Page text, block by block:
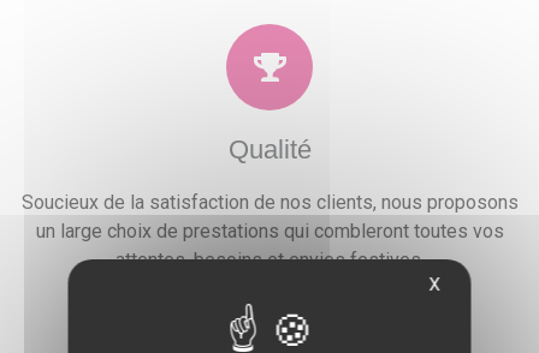
Qualité
Soucieux de la satisfaction de nos clients, nous proposons
un large choix de prestations qui combleront toutes vos
attentes, besoins et envies festives.
X